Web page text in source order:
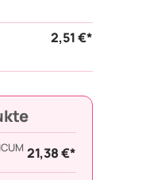
2,51 €*
21,38 €*